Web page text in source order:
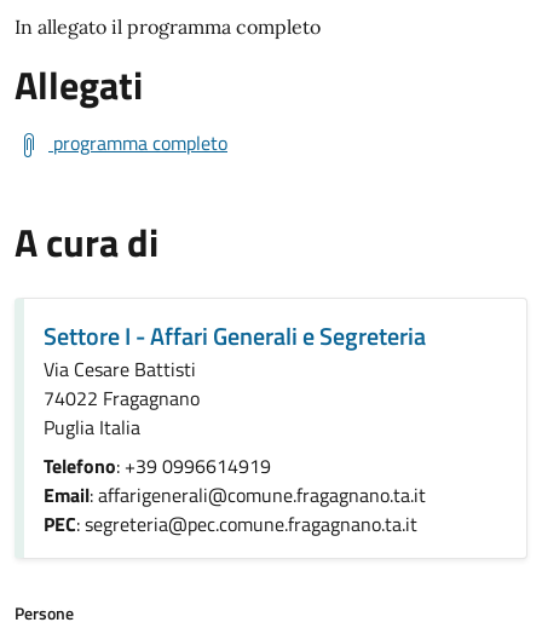
In allegato il programma completo
Allegati
programma completo
A cura di
Settore I - Affari Generali e Segreteria
Via Cesare Battisti
74022 Fragagnano
Puglia Italia
Telefono: +39 0996614919
Email: affarigenerali@comune.fragagnano.ta.it
PEC: segreteria@pec.comune.fragagnano.ta.it
Persone